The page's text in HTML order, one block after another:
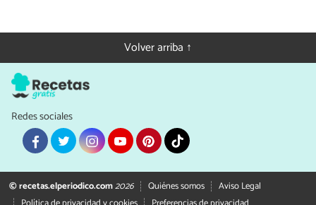
Volver arriba ↑
Redes sociales
© recetas.elperiodico.com2026 Quiénes somos
Aviso Legal